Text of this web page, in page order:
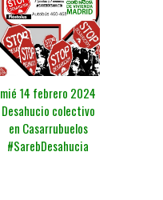
mié 14 febrero 2024
Desahucio colectivo
en Casarrubuelos
#SarebDesahucia